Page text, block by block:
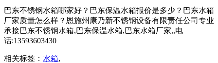
巴东不锈钢水箱哪家好？巴东保温水箱报价是多少？巴东水箱
厂家质量怎么样？恩施州康乃新不锈钢设备有限责任公司专业
承接巴东不锈钢水箱,巴东保温水箱,巴东水箱厂家,,电
话:13593603430
相关标签： 水箱,